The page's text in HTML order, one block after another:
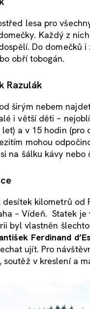
lesa pro
Každý z
Do domečků
obří tobogán.
Razulák
širým nebem
i větší děti –
a v 15 hodin
mohou
na šálku kávy
desítek kilometrů od
– Vídeň. Statek
byl vlastněn
Ferdinand
ujít. Pro
soutěž v kreslení a